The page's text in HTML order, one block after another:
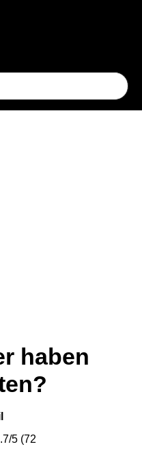
haben
5 (72